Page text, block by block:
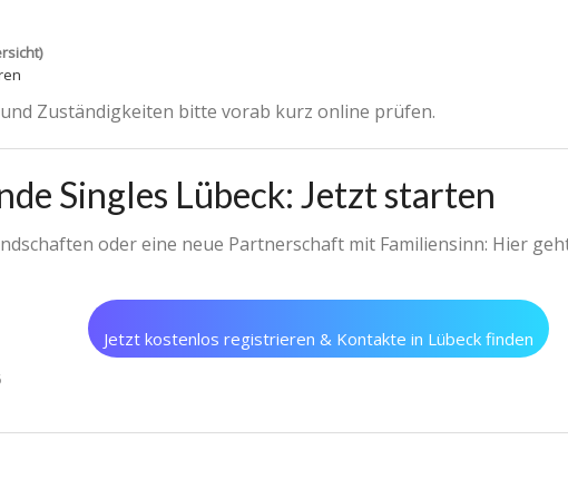
Zuständigkeiten bitte vorab kurz online prüfen.
Singles Lübeck: Jetzt starten
oder eine neue Partnerschaft mit Familiensinn: Hier
Jetzt kostenlos registrieren & Kontakte in Lübeck finden